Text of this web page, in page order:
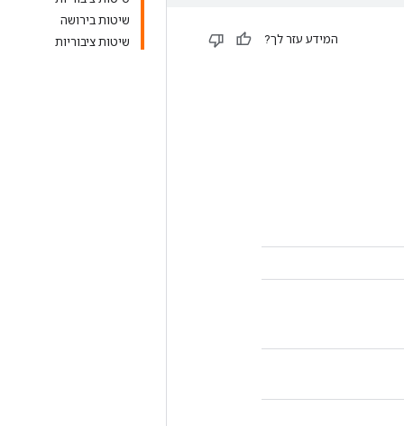
שיטות בירושה
שיטות ציבוריות
המידע עזר לך?